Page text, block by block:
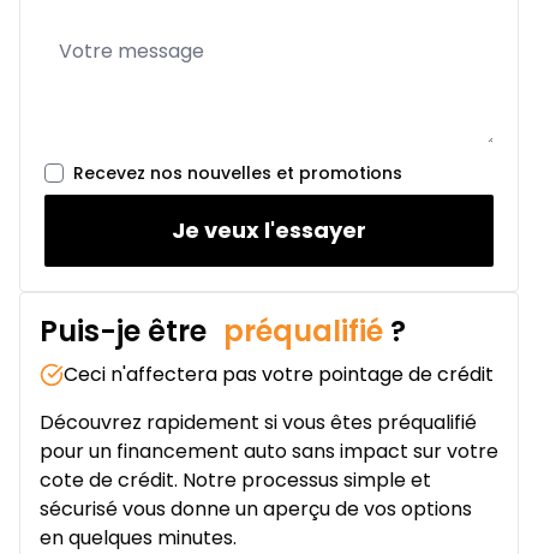
Location sur 24 mois
Recevez nos nouvelles et promotions
Je veux l'essayer
Puis-je être préqualifié ?
Ceci n'affectera pas votre pointage de crédit
Découvrez rapidement si vous êtes préqualifié
pour un financement auto sans impact sur votre
cote de crédit. Notre processus simple et
sécurisé vous donne un aperçu de vos options
en quelques minutes.